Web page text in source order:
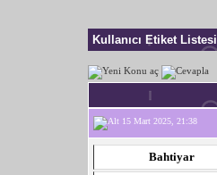
Kullanıcı Etiket Listesi
15 Mart 2025, 21:38
Bahtiyar